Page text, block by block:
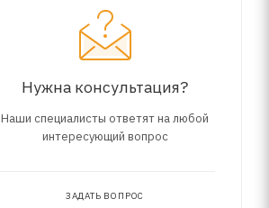
Нужна консультация?
Наши специалисты ответят на любой
интересующий вопрос
ЗАДАТЬ ВОПРОС